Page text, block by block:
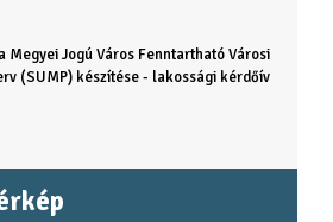
Megyei Jogú Város Fenntartható Városi
(SUMP) készítése - lakossági kérdőív